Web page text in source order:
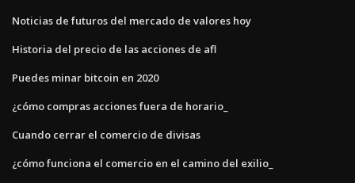
Noticias de futuros del mercado de valores hoy
Historia del precio de las acciones de afl
Puedes minar bitcoin en 2020
¿cómo compras acciones fuera de horario_
Cuando cerrar el comercio de divisas
¿cómo funciona el comercio en el camino del exilio_